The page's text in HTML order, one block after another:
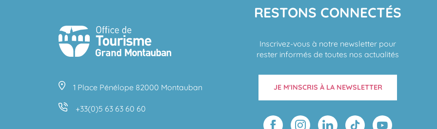
1 Place Pénélope 82000 Montauban
+33(0)5 63 63 60 60
RESTONS CONNECTÉS
Inscrivez-vous à notre newsletter pour
rester informés de toutes nos actualités
JE M'INSCRIS À LA NEWSLETTER